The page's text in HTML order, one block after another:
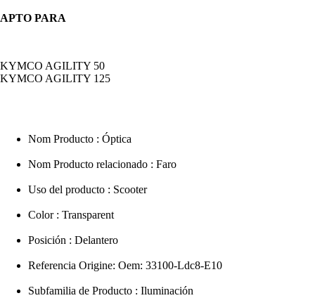
APTO PARA
KYMCO AGILITY 50
KYMCO AGILITY 125
Nom Producto : Óptica
Nom Producto relacionado : Faro
Uso del producto : Scooter
Color : Transparent
Posición : Delantero
Referencia Origine: Oem: 33100-Ldc8-E10
Subfamilia de Producto : Iluminación